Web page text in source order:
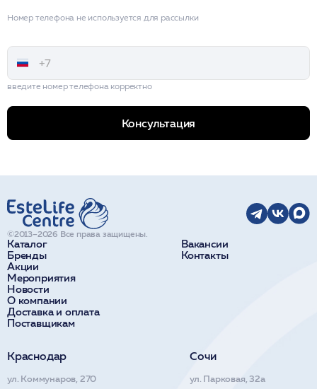
Номер телефона не используется для рассылки
введите номер телефона корректно
Консультация
Каталог
Бренды
Акции
Мероприятия
Новости
О компании
Доставка и оплата
Поставщикам
Вакансии
Контакты
©2013–2026 Все права защищены.
Краснодар
ул. Коммунаров, 270
Сочи
ул. Парковая, 32а